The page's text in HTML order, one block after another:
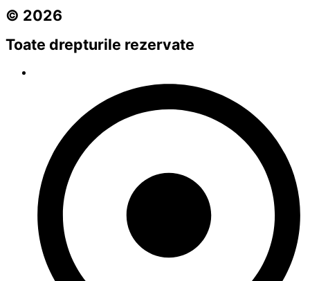
© 2026
Toate drepturile rezervate